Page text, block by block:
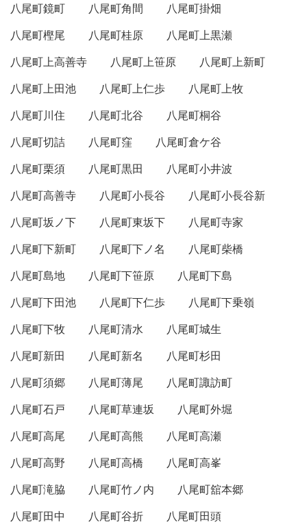
八尾町鏡町
八尾町角間
八尾町掛畑
八尾町樫尾
八尾町桂原
八尾町上黒瀬
八尾町上高善寺
八尾町上笹原
八尾町上新町
八尾町上田池
八尾町上仁歩
八尾町上牧
八尾町川住
八尾町北谷
八尾町桐谷
八尾町切詰
八尾町窪
八尾町倉ケ谷
八尾町栗須
八尾町黒田
八尾町小井波
八尾町高善寺
八尾町小長谷
八尾町小長谷新
八尾町坂ノ下
八尾町東坂下
八尾町寺家
八尾町下新町
八尾町下ノ名
八尾町柴橋
八尾町島地
八尾町下笹原
八尾町下島
八尾町下田池
八尾町下仁歩
八尾町下乗嶺
八尾町下牧
八尾町清水
八尾町城生
八尾町新田
八尾町新名
八尾町杉田
八尾町須郷
八尾町薄尾
八尾町諏訪町
八尾町石戸
八尾町草連坂
八尾町外堀
八尾町高尾
八尾町高熊
八尾町高瀬
八尾町高野
八尾町高橋
八尾町高峯
八尾町滝脇
八尾町竹ノ内
八尾町舘本郷
八尾町田中
八尾町谷折
八尾町田頭